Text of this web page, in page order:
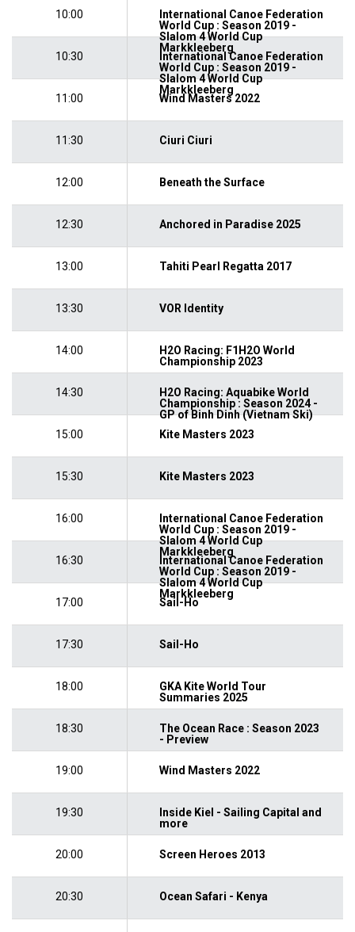
10:00
International Canoe Federation
World Cup : Season 2019 -
Slalom 4 World Cup
Markkleeberg
10:30
International Canoe Federation
World Cup : Season 2019 -
Slalom 4 World Cup
Markkleeberg
11:00 Wind Masters 2022
11:30 Ciuri Ciuri
12:00 Beneath the Surface
12:30 Anchored in Paradise 2025
13:00 Tahiti Pearl Regatta 2017
13:30 VOR Identity
14:00
H2O Racing: F1H2O World
Championship 2023
14:30
H2O Racing: Aquabike World
Championship : Season 2024 -
GP of Binh Dinh (Vietnam Ski)
15:00
Kite Masters 2023
15:30 Kite Masters 2023
16:00
International Canoe Federation
World Cup : Season 2019 -
Slalom 4 World Cup
Markkleeberg
16:30
International Canoe Federation
World Cup : Season 2019 -
Slalom 4 World Cup
Markkleeberg
17:00 Sail-Ho
17:30 Sail-Ho
18:00
GKA Kite World Tour
Summaries 2025
18:30
The Ocean Race : Season 2023
- Preview
19:00 Wind Masters 2022
19:30
Inside Kiel - Sailing Capital and
more
20:00 Screen Heroes 2013
20:30 Ocean Safari - Kenya